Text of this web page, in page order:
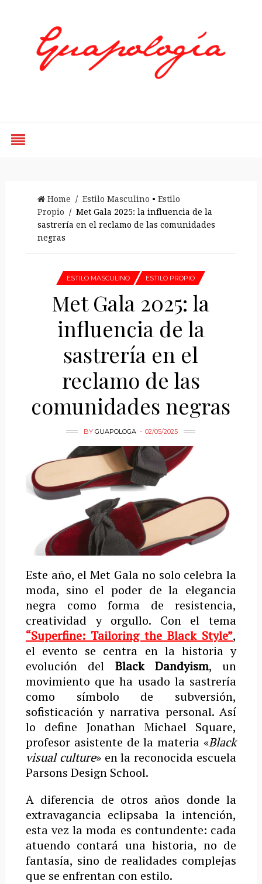
Home / Estilo Masculino • Estilo
Propio / Met Gala 2025: la influencia de la
sastrería en el reclamo de las comunidades
negras
ESTILO MASCULINO ESTILO PROPIO
Met Gala 2025: la
influencia de la
sastrería en el
reclamo de las
comunidades negras
BYGUAPOLOGA 02/05/2025
Este año, el Met Gala no solo celebra la
moda, sino el poder de la elegancia
negra como forma de resistencia,
creatividad y orgullo. Con el tema
“Superfine: Tailoring the Black Style”,
el evento se centra en la historia y
evolución del Black Dandyism, un
movimiento que ha usado la sastrería
como símbolo de subversión,
sofisticación y narrativa personal. Así
lo define Jonathan Michael Square,
profesor asistente de la materia «Black
visual culture» en la reconocida escuela
Parsons Design School.
A diferencia de otros años donde la
extravagancia eclipsaba la intención,
esta vez la moda es contundente: cada
atuendo contará una historia, no de
fantasía, sino de realidades complejas
que se enfrentan con estilo.